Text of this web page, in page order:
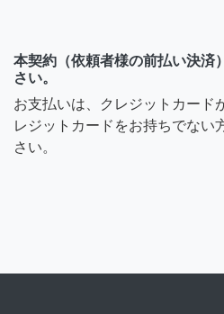
本契約（依頼者様の前払い決済
さい。
お支払いは、クレジットカード
レジットカードをお持ちでない
さい。